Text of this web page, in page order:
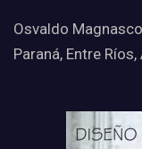
Osvaldo
Paraná, Entre